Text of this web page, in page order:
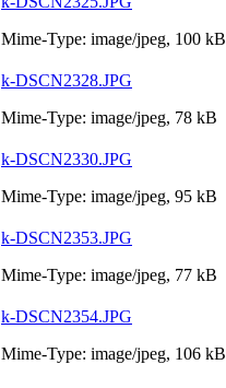
Mime-Type: image/jpeg, 100 kB
k-DSCN2328.JPG
Mime-Type: image/jpeg, 78 kB
k-DSCN2330.JPG
Mime-Type: image/jpeg, 95 kB
k-DSCN2353.JPG
Mime-Type: image/jpeg, 77 kB
k-DSCN2354.JPG
Mime-Type: image/jpeg, 106 kB